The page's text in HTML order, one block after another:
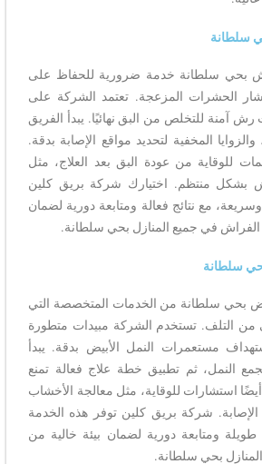
سلطانة
بحي سلطانة خدمة ضرورية للحفاظ على
الحشرات المزعجة. تعتمد الشركة على
رش آمنة للتخلص من البق نهائيًا. يبدأ الفريق
المخفية لتحديد مواقع الإصابة بدقة.
للوقاية من عودة البق بعد العلاج، مثل
بشكل منتظم. اختيارك شركة بريق كلين
مع نتائج فعالة ومتابعة دورية لضمان
في جميع المنازل بحي سلطانة.
سلطانة
بحي سلطانة من الخدمات المتخصصة التي
من التلف. تستخدم الشركة مبيدات متطورة
مستعمرات النمل الأبيض بدقة. يبدأ
النمل، ثم تطبيق خطة علاج فعالة تمنع
استشارات للوقاية، مثل معالجة الأخشاب
الإصابة. شركة بريق كلين توفر هذه الخدمة
طويلة ومتابعة دورية لضمان بيئة خالية من
بحي سلطانة.